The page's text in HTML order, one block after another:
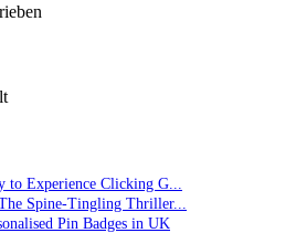
to Experience Clicking G...
Spine-Tingling Thriller...
Pin Badges in UK